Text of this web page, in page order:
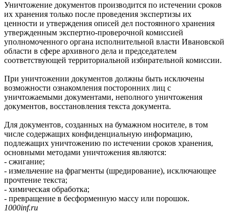
Уничтожение документов производится по истечении сроков
их хранения только после проведения экспертизы их
ценности и утверждения описей дел постоянного хранения
утвержденным экспертно-проверочной комиссией
уполномоченного органа исполнительной власти Ивановской
области в сфере архивного дела и председателем
соответствующей территориальной избирательной комиссии.
При уничтожении документов должны быть исключены
возможности ознакомления посторонних лиц с
уничтожаемыми документами, неполного уничтожения
документов, восстановления текста документа.
Для документов, созданных на бумажном носителе, в том
числе содержащих конфиденциальную информацию,
подлежащих уничтожению по истечении сроков хранения,
основными методами уничтожения являются:
- сжигание;
- измельчение на фрагменты (шредирование), исключающее
прочтение текста;
- химическая обработка;
- превращение в бесформенную массу или порошок.
1000inf.ru